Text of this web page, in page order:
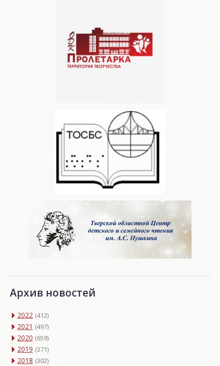
Архив новостей
2022 (412)
2021 (497)
2020 (659)
2019 (371)
2018 (302)